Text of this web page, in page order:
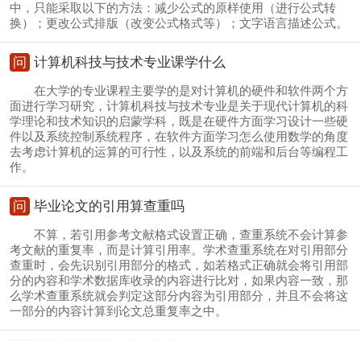
中，只能采取以下的方法：减少公式的原样使用（进行公式转
换）；更改公式排版（改变公式格式等）；文字语言描述公式。
问 计算机科技与技术专业课学什么
在大学的专业课程主要学的是对计算机的硬件和软件两个方
面进行学习研究，计算机科技与技术专业是关于现代计算机的科
学理论和技术知识的启蒙学科，既是在硬件方面学习设计一些硬
件以及系统控制系统程序，在软件方面学习怎么使用数学的角度
去考虑计算机的运算的可行性，以及系统的前端和后台等编程工
作。
问 毕业论文的引用算查重吗
不算，若引用参考文献格式设置正确，查重系统不会计算参
考文献的重复率，而是计算引用率。学术查重系统在对引用部分
查重时，会先识别引用部分的格式，如若格式正确就会将引用部
分的内容和学术数据库收录的内容进行比对，如果内容一致，那
么学术查重系统就会判定这部分内容为引用部分，并且不会将这
一部分的内容计算到论文总重复率之中。